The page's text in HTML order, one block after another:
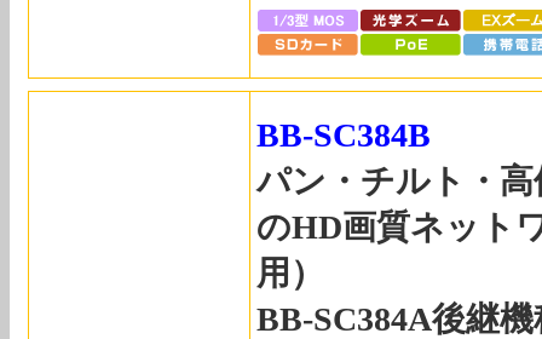
BB-SC384B
パン・チルト・
のHD画質ネット
用）
BB-SC384A後継